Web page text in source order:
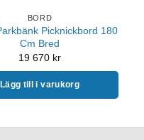
BORD
Picknickbord 180
Cm Bred
19 670 kr
Lägg till i varukorg